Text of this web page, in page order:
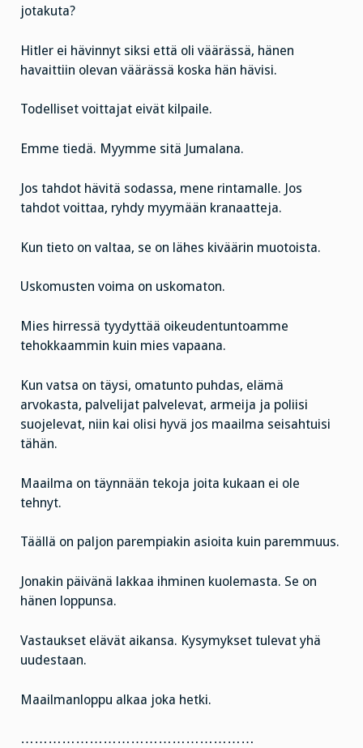
jotakuta?
Hitler ei hävinnyt siksi että oli väärässä, hänen
havaittiin olevan väärässä koska hän hävisi.
Todelliset voittajat eivät kilpaile.
Emme tiedä. Myymme sitä Jumalana.
Jos tahdot hävitä sodassa, mene rintamalle. Jos
tahdot voittaa, ryhdy myymään kranaatteja.
Kun tieto on valtaa, se on lähes kiväärin muotoista.
Uskomusten voima on uskomaton.
Mies hirressä tyydyttää oikeudentuntoamme
tehokkaammin kuin mies vapaana.
Kun vatsa on täysi, omatunto puhdas, elämä
arvokasta, palvelijat palvelevat, armeija ja poliisi
suojelevat, niin kai olisi hyvä jos maailma seisahtuisi
tähän.
Maailma on täynnään tekoja joita kukaan ei ole
tehnyt.
Täällä on paljon parempiakin asioita kuin paremmuus.
Jonakin päivänä lakkaa ihminen kuolemasta. Se on
hänen loppunsa.
Vastaukset elävät aikansa. Kysymykset tulevat yhä
uudestaan.
Maailmanloppu alkaa joka hetki.
……………………………………………